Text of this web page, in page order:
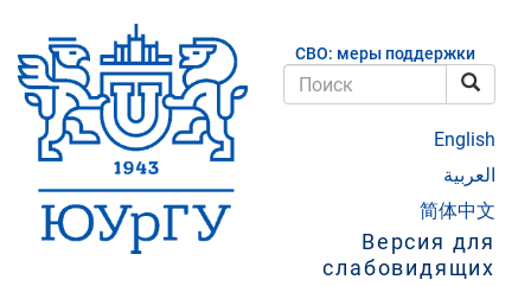
основному
содержанию
СВО: меры поддержки
English
العربية
简体中文
Версия для
слабовидящих